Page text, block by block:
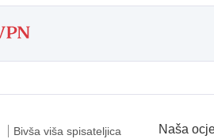
Bivša viša spisateljica Naša